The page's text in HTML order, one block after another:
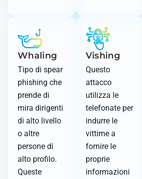
Whaling
Tipo di spear
phishing che
prende di
mira dirigenti
di alto livello
o altre
persone di
alto profilo.
Queste
Vishing
Questo
attacco
utilizza le
telefonate per
indurre le
vittime a
fornire le
proprie
informazioni